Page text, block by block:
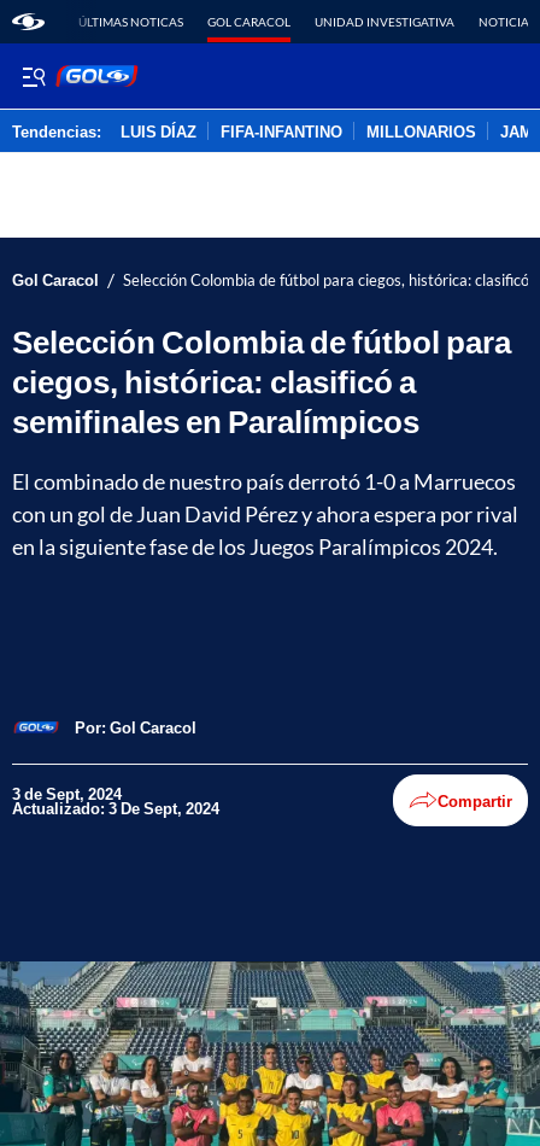
ÚLTIMAS NOTICAS GOL CARACOL UNIDAD INVESTIGATIVA NOTICIAS
Tendencias: LUIS DÍAZ FIFA-INFANTINO MILLONARIOS
Gol Caracol / Selección Colombia de fútbol para ciegos, histórica: clasificó
Selección Colombia de fútbol para
ciegos, histórica: clasificó a
semifinales en Paralímpicos
El combinado de nuestro país derrotó 1-0 a Marruecos
con un gol de Juan David Pérez y ahora espera por rival
en la siguiente fase de los Juegos Paralímpicos 2024.
Por: Gol Caracol
3 de Sept, 2024
Actualizado: 3 De Sept, 2024 Compartir